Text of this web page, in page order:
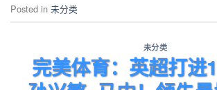
Posted in 未分类
未分类
完美体育：英超打进